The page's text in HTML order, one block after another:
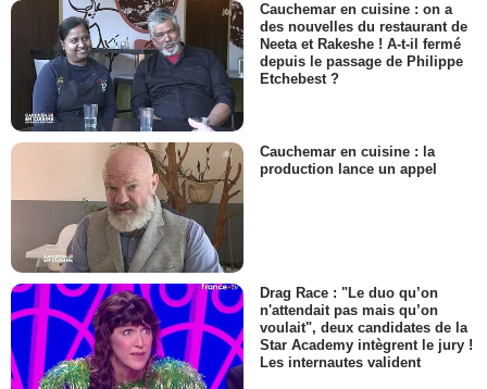
Cauchemar en cuisine : on a
des nouvelles du restaurant de
Neeta et Rakeshe ! A-t-il fermé
depuis le passage de Philippe
Etchebest ?
Cauchemar en cuisine : la
production lance un appel
Drag Race : "Le duo qu’on
n'attendait pas mais qu’on
voulait", deux candidates de la
Star Academy intègrent le jury !
Les internautes valident